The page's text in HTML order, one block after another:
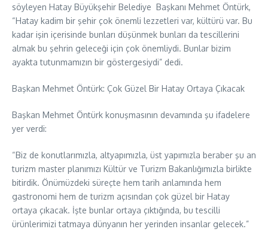
söyleyen Hatay Büyükşehir Belediye Başkanı Mehmet Öntürk,
“Hatay kadim bir şehir çok önemli lezzetleri var, kültürü var. Bu
kadar işin içerisinde bunları düşünmek bunları da tescillerini
almak bu şehrin geleceği için çok önemliydi. Bunlar bizim
ayakta tutunmamızın bir göstergesiydi” dedi.
Başkan Mehmet Öntürk: Çok Güzel Bir Hatay Ortaya Çıkacak
Başkan Mehmet Öntürk konuşmasının devamında şu ifadelere
yer verdi:
“Biz de konutlarımızla, altyapımızla, üst yapımızla beraber şu an
turizm master planımızı Kültür ve Turizm Bakanlığımızla birlikte
bitirdik. Önümüzdeki süreçte hem tarih anlamında hem
gastronomi hem de turizm açısından çok güzel bir Hatay
ortaya çıkacak. İşte bunlar ortaya çıktığında, bu tescilli
ürünlerimizi tatmaya dünyanın her yerinden insanlar gelecek.”